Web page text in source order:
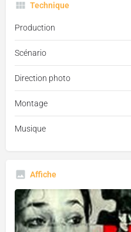
Technique
Production
Scénario
Direction photo
Montage
Musique
Affiche